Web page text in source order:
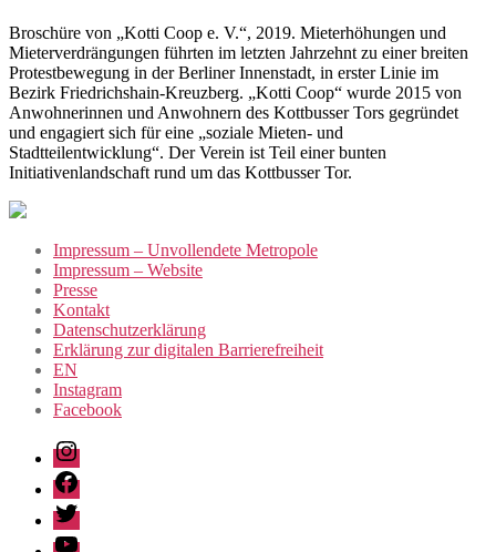
Broschüre von „Kotti Coop e. V.“, 2019. Mieterhöhungen und
Mieterverdrängungen führten im letzten Jahrzehnt zu einer breiten
Protestbewegung in der Berliner Innenstadt, in erster Linie im
Bezirk Friedrichshain-Kreuzberg. „Kotti Coop“ wurde 2015 von
Anwohnerinnen und Anwohnern des Kottbusser Tors gegründet
und engagiert sich für eine „soziale Mieten- und
Stadtteilentwicklung“. Der Verein ist Teil einer bunten
Initiativenlandschaft rund um das Kottbusser Tor.
Impressum – Unvollendete Metropole
Impressum – Website
Presse
Kontakt
Datenschutzerklärung
Erklärung zur digitalen Barrierefreiheit
EN
Instagram
Facebook
Instagram
Facebook
Twitter
Youtube